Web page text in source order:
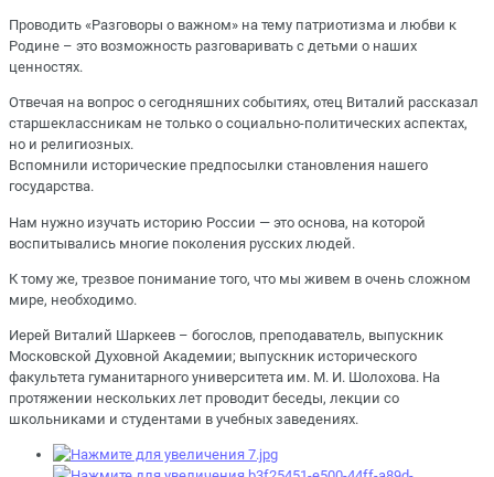
Проводить «Разговоры о важном» на тему патриотизма и любви к
Родине – это возможность разговаривать с детьми о наших
ценностях.
Отвечая на вопрос о сегодняшних событиях, отец Виталий рассказал
старшеклассникам не только о социально-политических аспектах,
но и религиозных.
Вспомнили исторические предпосылки становления нашего
государства.
Нам нужно изучать историю России — это основа, на которой
воспитывались многие поколения русских людей.
К тому же, трезвое понимание того, что мы живем в очень сложном
мире, необходимо.
Иерей Виталий Шаркеев – богослов, преподаватель, выпускник
Московской Духовной Академии; выпускник исторического
факультета гуманитарного университета им. М. И. Шолохова. На
протяжении нескольких лет проводит беседы, лекции со
школьниками и студентами в учебных заведениях.